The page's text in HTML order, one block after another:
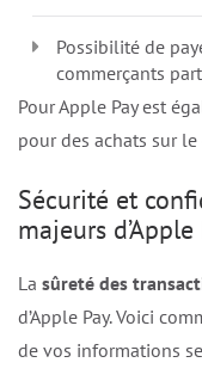
Possibilité de
commerçants
Pour Apple Pay est
pour des achats sur le
Sécurité et
majeurs d’Apple
La sûreté des
d’Apple Pay. Voici
de vos informations